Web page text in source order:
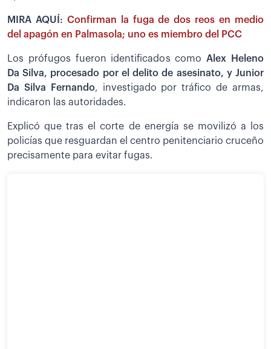
MIRA AQUÍ: Confirman la fuga de dos reos en medio
del apagón en Palmasola; uno es miembro del PCC
Los prófugos fueron identificados comoAlex
Heleno
Da Silva, procesado por el delito de asesinato, y Junior
Da Silva Fernando, investigado por tráfico de armas,
indicaron las autoridades.
Explicó que tras el corte de energía se movilizó a los
policías que resguardan el centro penitenciario cruceño
precisamente para evitar fugas.